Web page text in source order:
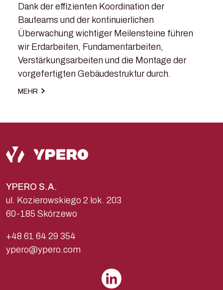
Dank der effizienten Koordination der
Bauteams und der kontinuierlichen
Überwachung wichtiger Meilensteine ​​führen
wir Erdarbeiten, Fundamentarbeiten,
Verstärkungsarbeiten und die Montage der
vorgefertigten Gebäudestruktur durch.
MEHR
YPERO S.A.
ul. Kozierowskiego 2 lok. 203
60-185 Skórzewo
+48 61 64 29 354
ypero@ypero.com